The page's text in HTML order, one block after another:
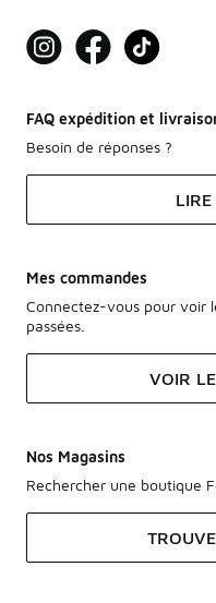
FAQ expédition et
Besoin de réponses ?
Mes commandes
Connectez-vous pour voir
passées.
VOIR
Nos Magasins
Rechercher une boutique